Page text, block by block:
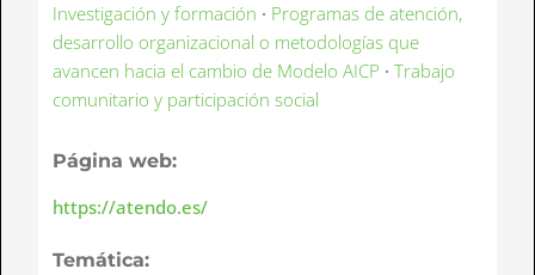
Investigación y formación · Programas de atención,
desarrollo organizacional o metodologías que
avancen hacia el cambio de Modelo AICP · Trabajo
comunitario y participación social
Página web:
https://atendo.es/
Temática: